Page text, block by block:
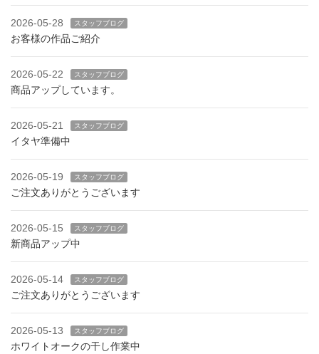
2026-05-28 スタッフブログ
お客様の作品ご紹介
2026-05-22 スタッフブログ
商品アップしています。
2026-05-21 スタッフブログ
イタヤ準備中
2026-05-19 スタッフブログ
ご注文ありがとうございます
2026-05-15 スタッフブログ
新商品アップ中
2026-05-14 スタッフブログ
ご注文ありがとうございます
2026-05-13 スタッフブログ
ホワイトオークの干し作業中